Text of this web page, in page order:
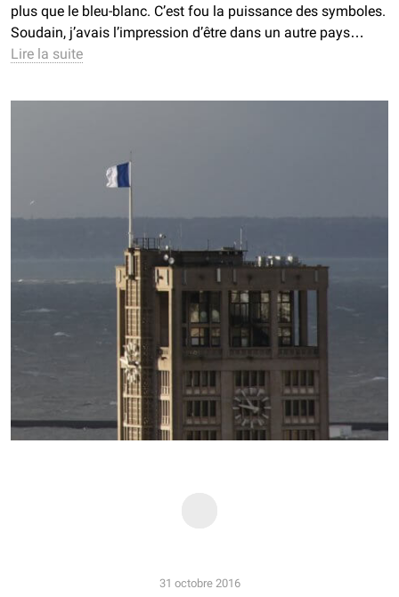
plus que le bleu-blanc. C’est fou la puissance des symboles.
Soudain, j’avais l’impression d’être dans un autre pays…
Lire la suite
31 octobre 2016